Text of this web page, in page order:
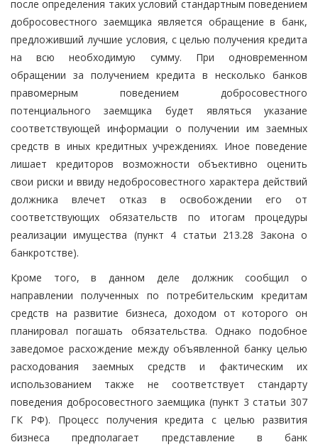
после определения таких условий стандартным поведением
добросовестного заемщика является обращение в банк,
предложивший лучшие условия, с целью получения кредита
на всю необходимую сумму. При одновременном
обращении за получением кредита в несколько банков
правомерным поведением добросовестного
потенциального заемщика будет являться указание
соответствующей информации о получении им заемных
средств в иных кредитных учреждениях. Иное поведение
лишает кредиторов возможности объективно оценить
свои риски и ввиду недобросовестного характера действий
должника влечет отказ в освобождении его от
соответствующих обязательств по итогам процедуры
реализации имущества (пункт 4 статьи 213.28 Закона о
банкротстве).
Кроме того, в данном деле должник сообщил о
направлении полученных по потребительским кредитам
средств на развитие бизнеса, доходом от которого он
планировал погашать обязательства. Однако подобное
заведомое расхождение между объявленной банку целью
расходования заемных средств и фактическим их
использованием также не соответствует стандарту
поведения добросовестного заемщика (пункт 3 статьи 307
ГК РФ). Процесс получения кредита с целью развития
бизнеса предполагает представление в банк